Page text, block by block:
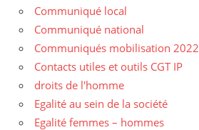
Communiqué local
Communiqué national
Communiqués mobilisation 2022
Contacts utiles et outils CGT IP
droits de l'homme
Egalité au sein de la société
Egalité femmes – hommes